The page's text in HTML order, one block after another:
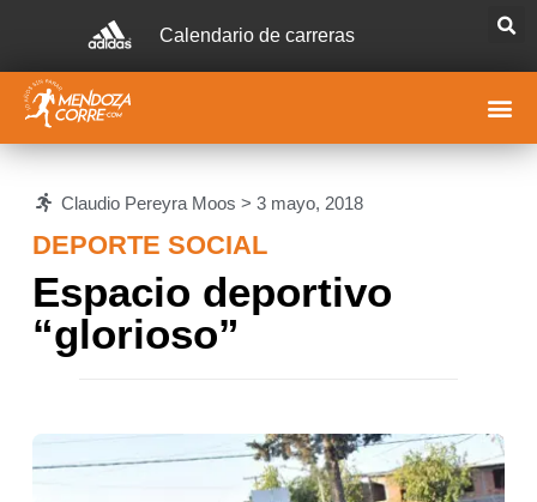
Calendario de carreras
Claudio Pereyra Moos > 3 mayo, 2018
DEPORTE SOCIAL
Espacio deportivo
“glorioso”